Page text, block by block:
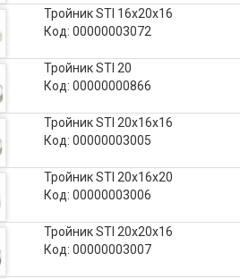
Тройник STI 16х20х16
Код: 00000003072
Тройник STI 20
Код: 00000000866
Тройник STI 20х16х16
Код: 00000003005
Тройник STI 20х16х20
Код: 00000003006
Тройник STI 20х20х16
Код: 00000003007